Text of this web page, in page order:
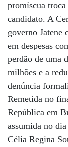
promíscua
candidato. A
governo Jatene
em despesas
perdão de uma
milhões e a
denúncia
Remetida no
República em
assumida no
Célia Regina